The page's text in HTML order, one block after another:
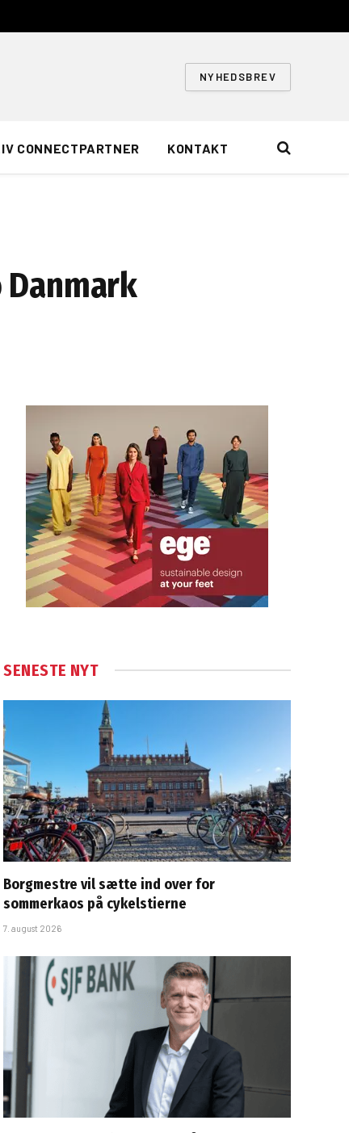
NYHEDSBREV
CONNECTPARTNER KONTAKT
SENESTE NYT
Borgmestre vil sætte ind over for
sommerkaos på cykelstierne
7. august 2026